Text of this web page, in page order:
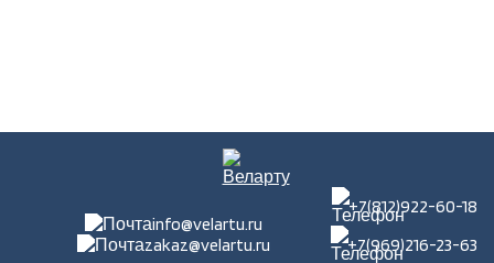
info@velartu.ru
zakaz@velartu.ru
+7(812)922-60-18
+7(969)216-23-63